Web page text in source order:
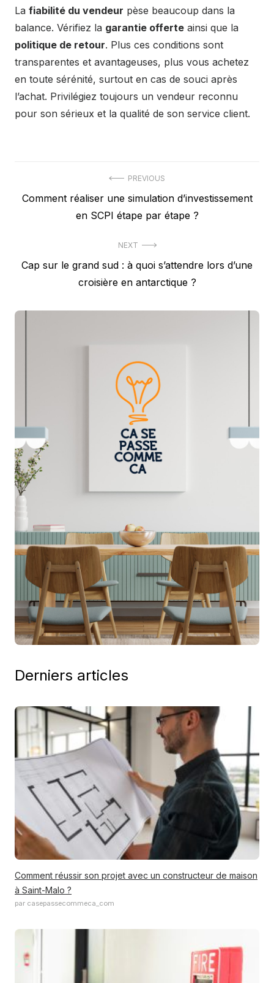
La fiabilité du vendeur pèse beaucoup dans la
balance. Vérifiez la garantie offerte ainsi que la
politique de retour. Plus ces conditions sont
transparentes et avantageuses, plus vous achetez
en toute sérénité, surtout en cas de souci après
l’achat. Privilégiez toujours un vendeur reconnu
pour son sérieux et la qualité de son service client.
de
PREVIOUS
Previous
Comment réaliser une simulation d’investissement
en SCPI étape par étape ?
NEXT
Next
Cap sur le grand sud : à quoi s’attendre lors d’une
croisière en antarctique ?
Derniers articles
Comment réussir son projet avec un constructeur de maison
à Saint-Malo ?
par casepassecommeca_com